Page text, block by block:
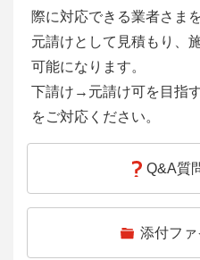
際に対応できる業者さま
元請けとして見積もり、
可能になります。
下請け→元請け可を目指
をご対応ください。
Q&A質
添付ファ